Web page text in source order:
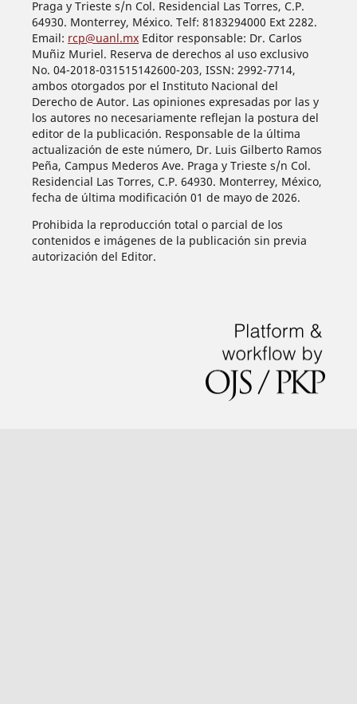
Praga y Trieste s/n Col. Residencial Las Torres, C.P.
64930. Monterrey, México. Telf: 8183294000 Ext 2282.
Email: rcp@uanl.mxEditor responsable: Dr. Carlos
Muñiz Muriel. Reserva de derechos al uso exclusivo
No. 04-2018-031515142600-203, ISSN: 2992-7714,
ambos otorgados por el Instituto Nacional del
Derecho de Autor. Las opiniones expresadas por las y
los autores no necesariamente reflejan la postura del
editor de la publicación. Responsable de la última
actualización de este número, Dr. Luis Gilberto Ramos
Peña, Campus Mederos Ave. Praga y Trieste s/n Col.
Residencial Las Torres, C.P. 64930. Monterrey, México,
fecha de última modificación 01 de mayo de 2026.
Prohibida la reproducción total o parcial de los
contenidos e imágenes de la publicación sin previa
autorización del Editor.